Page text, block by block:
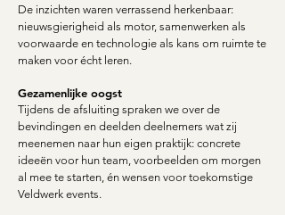
De inzichten waren verrassend herkenbaar:
nieuwsgierigheid als motor, samenwerken als
voorwaarde en technologie als kans om ruimte te
maken voor écht leren.
Gezamenlijke oogst
Tijdens de afsluiting spraken we over de
bevindingen en deelden deelnemers wat zij
meenemen naar hun eigen praktijk: concrete
ideeën voor hun team, voorbeelden om morgen
al mee te starten, én wensen voor toekomstige
Veldwerk events.